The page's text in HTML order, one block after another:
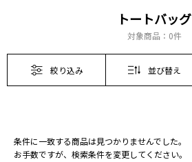
トートバッグ
対象商品： 0件
絞り込み 並び替え
条件に一致する商品は見つかりませんでした。
お手数ですが、検索条件を変更してください。